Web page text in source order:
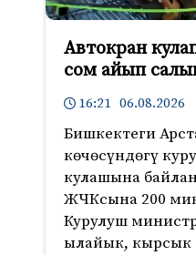
Автокран
сом айып
16:21 06.08.2026
Бишкектеги
көчөсүндөгү
кулашына
ЖЧКсына 200
Курулуш
ылайык, кырсык